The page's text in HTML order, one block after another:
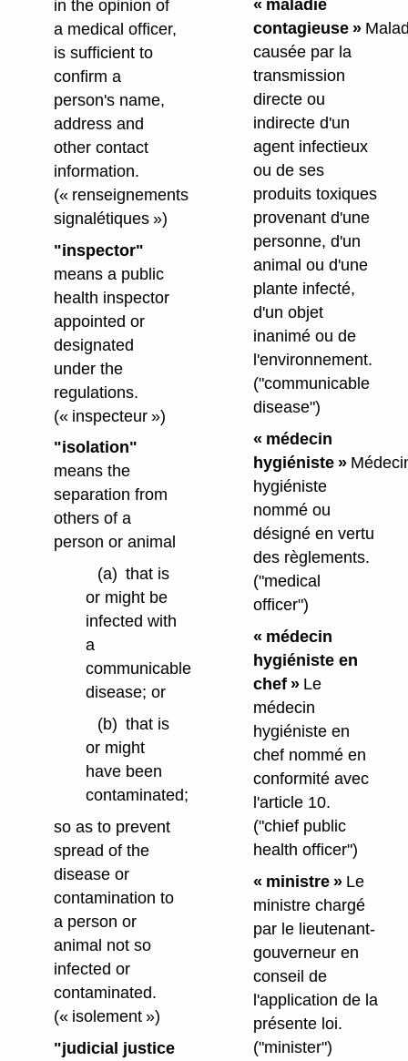
in the opinion of
a medical officer,
is sufficient to
confirm a
person's name,
address and
other contact
information.
(« renseignements
signalétiques »)
"inspector"
means a public
health inspector
appointed or
designated
under the
regulations.
(« inspecteur »)
"isolation"
means the
separation from
others of a
person or animal
(a) that is
or might be
infected with
a
communicable
disease; or
(b) that is
or might
have been
contaminated;
so as to prevent
spread of the
disease or
contamination to
a person or
animal not so
infected or
contaminated.
(« isolement »)
"judicial justice
« maladie
contagieuse »
causée par la
transmission
directe ou
indirecte d'un
agent infectieux
ou de ses
produits toxiques
provenant d'une
personne, d'un
animal ou d'une
plante infecté,
d'un objet
inanimé ou de
l'environnement.
("communicable
disease")
« médecin
hygiéniste »
hygiéniste
nommé ou
désigné en vertu
des règlements.
("medical
officer")
« médecin
hygiéniste en
chef »Le
médecin
hygiéniste en
chef nommé en
conformité avec
l'article 10.
("chief public
health officer")
« ministre »Le
ministre chargé
par le lieutenant-
gouverneur en
conseil de
l'application de la
présente loi.
("minister")